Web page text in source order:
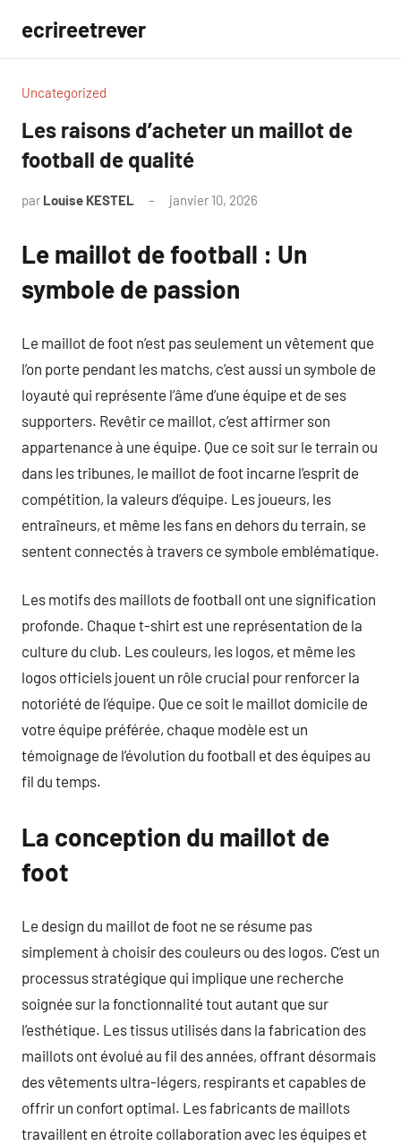
contenu
ecrireetrever
Uncategorized
Les raisons d’acheter un maillot de
football de qualité
par Louise KESTEL janvier 10, 2026
Le maillot de football : Un
symbole de passion
Le maillot de foot n’est pas seulement un vêtement que
l’on porte pendant les matchs, c’est aussi un symbole de
loyauté qui représente l’âme d’une équipe et de ses
supporters. Revêtir ce maillot, c’est affirmer son
appartenance à une équipe. Que ce soit sur le terrain ou
dans les tribunes, le maillot de foot incarne l’esprit de
compétition, la valeurs d’équipe. Les joueurs, les
entraîneurs, et même les fans en dehors du terrain, se
sentent connectés à travers ce symbole emblématique.
Les motifs des maillots de football ont une signification
profonde. Chaque t-shirt est une représentation de la
culture du club. Les couleurs, les logos, et même les
logos officiels jouent un rôle crucial pour renforcer la
notoriété de l’équipe. Que ce soit le maillot domicile de
votre équipe préférée, chaque modèle est un
témoignage de l’évolution du football et des équipes au
fil du temps.
La conception du maillot de
foot
Le design du maillot de foot ne se résume pas
simplement à choisir des couleurs ou des logos. C’est un
processus stratégique qui implique une recherche
soignée sur la fonctionnalité tout autant que sur
l’esthétique. Les tissus utilisés dans la fabrication des
maillots ont évolué au fil des années, offrant désormais
des vêtements ultra-légers, respirants et capables de
offrir un confort optimal. Les fabricants de maillots
travaillent en étroite collaboration avec les équipes et